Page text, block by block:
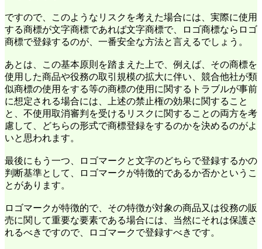
ですので、このようなリスクを考えた場合には、実際に使用
する商標が文字商標であれば文字商標で、ロゴ商標ならロゴ
商標で登録するのが、一番安全な方法と言えるでしょう。
あとは、この基本原則を踏まえた上で、例えば、その商標を
使用した商品や役務の取引規模の拡大に伴い、競合他社が類
似商標の使用をする等の商標の使用に関するトラブルが事前
に想定される場合には、上述の禁止権の効果に関すること
と、不使用取消審判を受けるリスクに関することの両方を考
慮して、どちらの形式で商標登録をするのかを決めるのがよ
いと思われます。
最後にもう一つ、ロゴマークと文字のどちらで登録するかの
判断基準として、ロゴマークが特徴的であるか否かというこ
とがあります。
ロゴマークが特徴的で、その特徴が対象の商品又は役務の販
売に関して重要な要素である場合には、当然にそれは保護さ
れるべきですので、ロゴマークで登録すべきです。